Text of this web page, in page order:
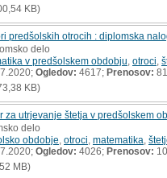
KB)
predšolskih otrocih : diplomska
delo
v predšolskem obdobju otroci
Ogledov: 4617; Prenosov: 81
KB)
za utrjevanje štetja v predšolskem
delo
obdobje otroci matematika
Ogledov: 4026; Prenosov:
MB)